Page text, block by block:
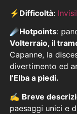
⚡ Difficoltà:
☄️Hotpoints:
Volterraio, il
Capanne, la
divertimento ed
l’Elba a piedi.
✍ Breve
paesaggi unici e